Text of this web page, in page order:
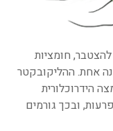
חומציות
אחת. ההליקובקטר
הידרוכלורית
ובכך גורמים